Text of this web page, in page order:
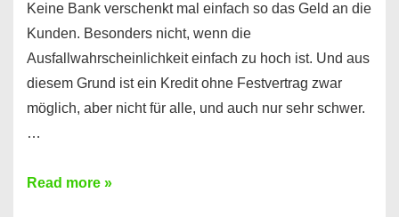
Keine Bank verschenkt mal einfach so das Geld an die
Kunden. Besonders nicht, wenn die
Ausfallwahrscheinlichkeit einfach zu hoch ist. Und aus
diesem Grund ist ein Kredit ohne Festvertrag zwar
möglich, aber nicht für alle, und auch nur sehr schwer.
…
Ist
Read more »